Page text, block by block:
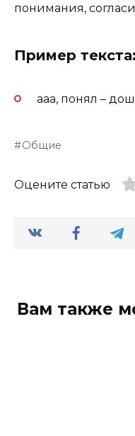
понимания,
Пример текста:
ааа, понял –
Общие
Оцените статью
Вам также